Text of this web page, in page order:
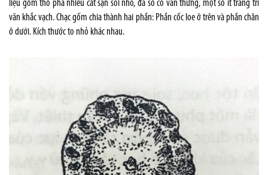
liệu gốm thô pha nhiều cát sạn sỏi nhỏ, đa số có văn thừng, một số ít trang trí
văn khắc vạch. Chạc gốm chia thành hai phần: Phần cốc loe ở trên và phần chân
ở dưới. Kích thước to nhỏ khác nhau.